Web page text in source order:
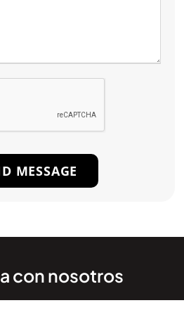
con nosotros